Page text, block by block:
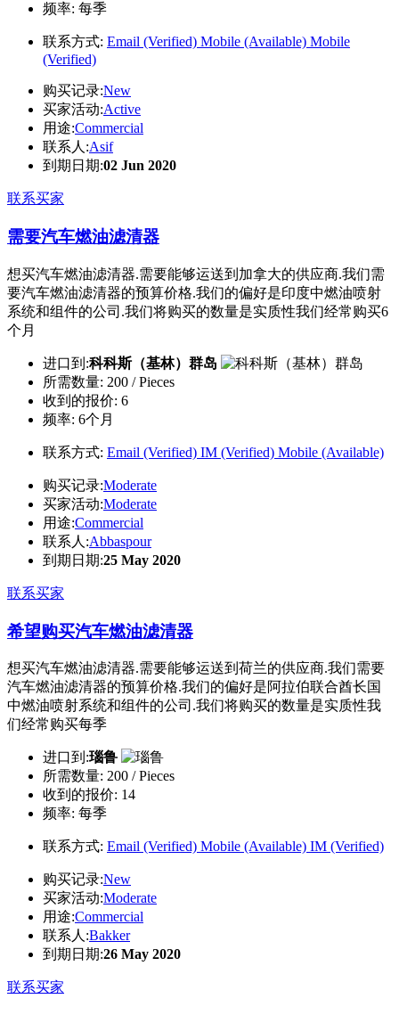
频率: 每季
联系方式: Email (Verified) Mobile (Available) Mobile
(Verified)
购买记录:New
买家活动:Active
用途:Commercial
联系人:Asif
到期日期:02 Jun 2020
联系买家
需要汽车燃油滤清器
想买汽车燃油滤清器.需要能够运送到加拿大的供应商.我们需
要汽车燃油滤清器的预算价格.我们的偏好是印度中燃油喷射
系统和组件的公司.我们将购买的数量是实质性我们经常购买6
个月
进口到:科科斯（基林）群岛
所需数量: 200 / Pieces
收到的报价: 6
频率: 6个月
联系方式: Email (Verified) IM (Verified) Mobile (Available)
购买记录:Moderate
买家活动:Moderate
用途:Commercial
联系人:Abbaspour
到期日期:25 May 2020
联系买家
希望购买汽车燃油滤清器
想买汽车燃油滤清器.需要能够运送到荷兰的供应商.我们需要
汽车燃油滤清器的预算价格.我们的偏好是阿拉伯联合酋长国
中燃油喷射系统和组件的公司.我们将购买的数量是实质性我
们经常购买每季
进口到:瑙鲁
所需数量: 200 / Pieces
收到的报价: 14
频率: 每季
联系方式: Email (Verified) Mobile (Available) IM (Verified)
购买记录:New
买家活动:Moderate
用途:Commercial
联系人:Bakker
到期日期:26 May 2020
联系买家